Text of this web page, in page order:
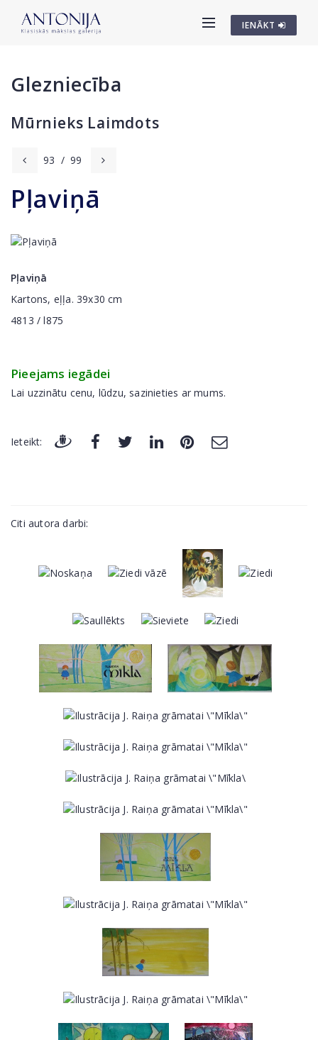
IENĀKT
Glezniecība
Mūrnieks Laimdots
93 / 99
Pļaviņā
Pļaviņā
Kartons, eļļa. 39x30 cm
4813 / l875
Pieejams iegādei
Lai uzzinātu cenu, lūdzu, sazinieties ar mums.
Ieteikt:
Citi autora darbi: